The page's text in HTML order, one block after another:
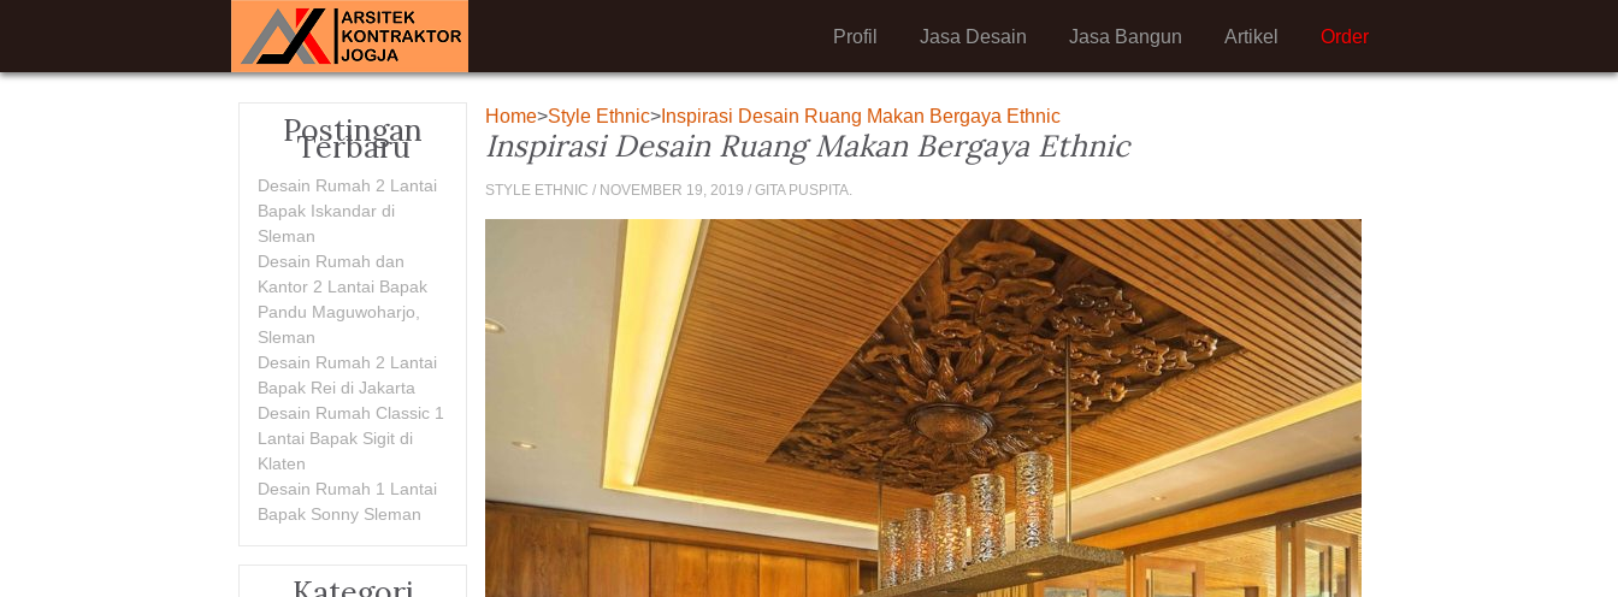
Order
Artikel
Jasa Bangun
Jasa Desain
Profil
Home>Style Ethnic> Inspirasi Desain Ruang Makan Bergaya Ethnic
Inspirasi Desain Ruang Makan Bergaya Ethnic
STYLE ETHNIC / NOVEMBER 19, 2019 / GITA PUSPITA.
Postingan
Terbaru
Desain Rumah 2 Lantai
Bapak Iskandar di
Sleman
Desain Rumah dan
Kantor 2 Lantai Bapak
Pandu Maguwoharjo,
Sleman
Desain Rumah 2 Lantai
Bapak Rei di Jakarta
Desain Rumah Classic 1
Lantai Bapak Sigit di
Klaten
Desain Rumah 1 Lantai
Bapak Sonny Sleman